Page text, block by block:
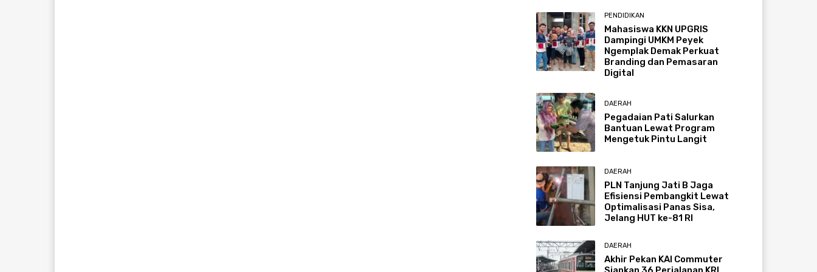
PENDIDIKAN
Mahasiswa KKN UPGRIS
Dampingi UMKM Peyek
Ngemplak Demak Perkuat
Branding dan Pemasaran
Digital
DAERAH
Pegadaian Pati Salurkan
Bantuan Lewat Program
Mengetuk Pintu Langit
DAERAH
PLN Tanjung Jati B Jaga
Efisiensi Pembangkit Lewat
Optimalisasi Panas Sisa,
Jelang HUT ke-81 RI
DAERAH
Akhir Pekan KAI Commuter